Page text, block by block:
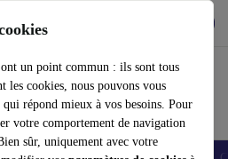
un point commun : ils sont tous
les cookies, nous pouvons vous
répond mieux à vos besoins. Pour
votre comportement de navigation
sûr, uniquement avec votre
facilement